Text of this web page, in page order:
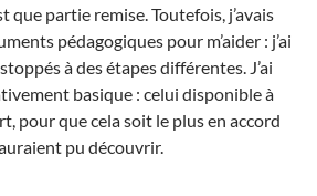
que partie remise. Toutefois, j’avais
pédagogiques pour m’aider : j’ai
à des étapes différentes. J’ai
basique : celui disponible à
pour que cela soit le plus en accord
pu découvrir.